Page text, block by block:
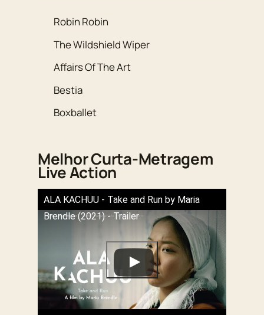
Robin Robin
The Wildshield Wiper
Affairs Of The Art
Bestia
Boxballet
Melhor Curta-Metragem
Live Action
ALA KACHUU - Take and Run by Maria
Brendle (2021) - Trailer